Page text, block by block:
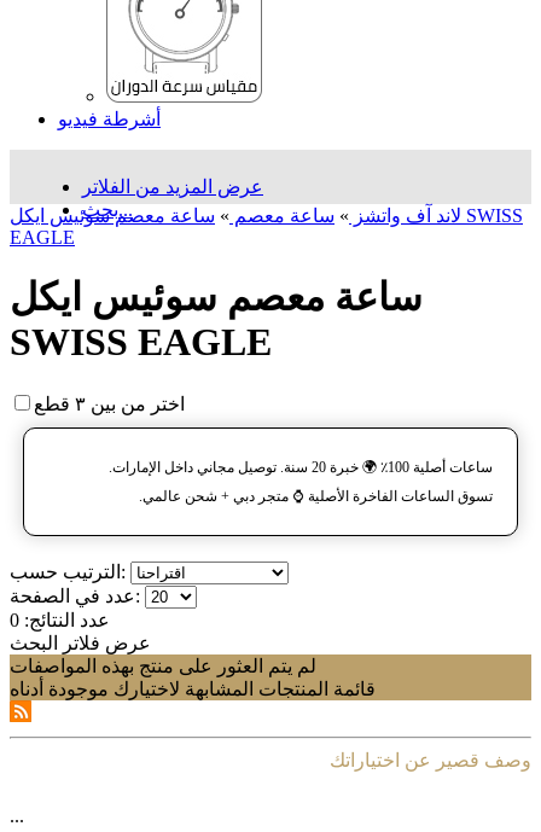
أشرطة فيديو
عرض المزيد من الفلاتر
بحث...
لاند آف واتشز » ساعة معصم » ساعة معصم سوئیس ایکل SWISS
EAGLE
ساعة معصم سوئیس ایکل
SWISS EAGLE
اختر من بين ٣ قطع
ساعات أصلية 100٪ 🌍 خبرة 20 سنة. توصيل مجاني داخل الإمارات.
تسوق الساعات الفاخرة الأصلية ⌚️ متجر دبي + شحن عالمي.
الترتيب حسب:
عدد في الصفحة:
عدد النتائج: 0
عرض فلاتر البحث
لم يتم العثور على منتج بهذه المواصفات
قائمة المنتجات المشابهة لاختيارك موجودة أدناه
وصف قصير عن اختياراتك
...